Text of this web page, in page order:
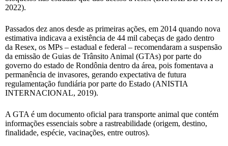
2022).
Passados dez anos desde as primeiras ações, em 2014 quando nova
estimativa indicava a existência de 44 mil cabeças de gado dentro
da Resex, os MPs – estadual e federal – recomendaram a suspensão
da emissão de Guias de Trânsito Animal (GTAs) por parte do
governo do estado de Rondônia dentro da área, pois fomentava a
permanência de invasores, gerando expectativa de futura
regulamentação fundiária por parte do Estado (ANISTIA
INTERNACIONAL, 2019).
A GTA é um documento oficial para transporte animal que contém
informações essenciais sobre a rastreabilidade (origem, destino,
finalidade, espécie, vacinações, entre outros).